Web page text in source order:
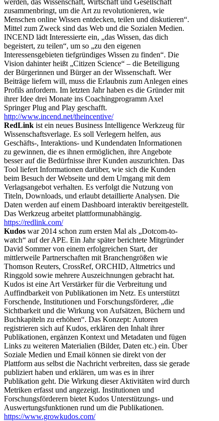
zusammenbringt, um die Art zu revolutionieren, wie
Menschen online Wissen entdecken, teilen und diskutieren“.
Mittel zum Zweck sind das Web und die Sozialen Medien.
INCEND lädt Interessierte ein, „das Wissen, das dich
begeistert, zu teilen“, um so „zu den eigenen
Interessensgebieten tiefgründiges Wissen zu finden“. Die
Vision dahinter heißt „Citizen Science“ – die Beteiligung
der Bürgerinnen und Bürger an der Wissenschaft. Wer
Beiträge liefern will, muss die Erlaubnis zum Anlegen eines
Profils anfordern. Im letzten Jahr haben es die Gründer mit
ihrer Idee drei Monate ins Coachingprogramm Axel
Springer Plug and Play geschafft.
http://www.incend.net/theincentive/
RedLink ist ein neues Business Intelligence Werkzeug für
Wissenschaftsverlage. Es soll Verlegern helfen, aus
Geschäfts-, Interaktions- und Kundendaten Informationen
zu gewinnen, die es ihnen ermöglichen, ihre Angebote
besser auf die Bedürfnisse ihrer Kunden auszurichten. Das
Tool liefert Informationen darüber, wie sich die Kunden
beim Besuch der Webseite und dem Umgang mit dem
Verlagsangebot verhalten. Es verfolgt die Nutzung von
Titeln, Downloads, und erlaubt detaillierte Analysen. Die
Daten werden auf einem Dashboard interaktiv bereitgestellt.
Das Werkzeug arbeitet plattformunabhängig.
https://redlink.com/
Kudos war 2014 schon zum ersten Mal als „Dotcom-to-
watch“ auf der APE. Ein Jahr später berichtete Mitgründer
David Sommer von einem erfolgreichen Start, der
mittlerweile Partnerschaften mit Branchengrößen wie
Thomson Reuters, CrossRef, ORCHID, Altmetrics und
Ringgold sowie mehrere Auszeichnungen gebracht hat.
Kudos ist eine Art Verstärker für die Verbreitung und
Auffindbarkeit von Publikationen im Netz. Es unterstützt
Forschende, Institutionen und Forschungsförderer, „die
Sichtbarkeit und die Wirkung von Aufsätzen, Büchern und
Buchkapiteln zu erhöhen“. Das Konzept: Autoren
registrieren sich auf Kudos, erklären den Inhalt ihrer
Publikationen, ergänzen Kontext und Metadaten und fügen
Links zu weiteren Materialien (Bilder, Daten etc.) ein. Über
Soziale Medien und Email können sie direkt von der
Plattform aus selbst die Nachricht verbreiten, dass sie gerade
publiziert haben und erklären, um was es in ihrer
Publikation geht. Die Wirkung dieser Aktivitäten wird durch
Metriken erfasst und angezeigt. Institutionen und
Forschungsförderern bietet Kudos Unterstützungs- und
Auswertungsfunktionen rund um die Publikationen.
https://www.growkudos.com/